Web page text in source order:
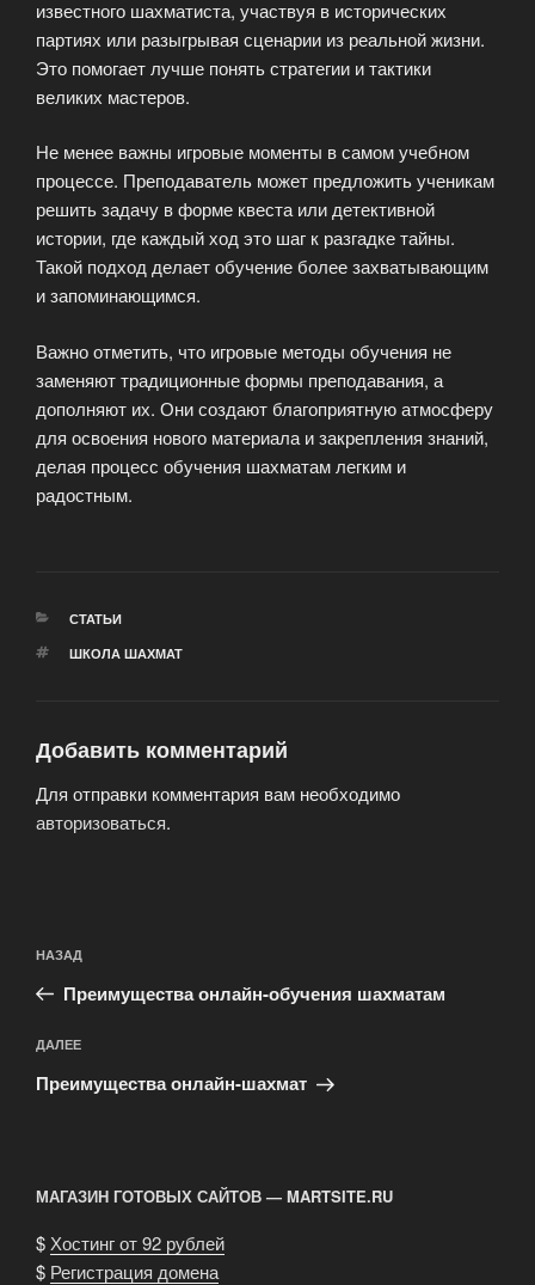
известного шахматиста, участвуя в исторических
партиях или разыгрывая сценарии из реальной жизни.
Это помогает лучше понять стратегии и тактики
великих мастеров.
Не менее важны игровые моменты в самом учебном
процессе. Преподаватель может предложить ученикам
решить задачу в форме квеста или детективной
истории, где каждый ход это шаг к разгадке тайны.
Такой подход делает обучение более захватывающим
и запоминающимся.
Важно отметить, что игровые методы обучения не
заменяют традиционные формы преподавания, а
дополняют их. Они создают благоприятную атмосферу
для освоения нового материала и закрепления знаний,
делая процесс обучения шахматам легким и
радостным.
РУБРИКИ
СТАТЬИ
МЕТКИ
ШКОЛА ШАХМАТ
Добавить комментарий
Для отправки комментария вам необходимо
авторизоваться.
по
записям
Предыдущая
запись:
НАЗАД
Преимущества онлайн-обучения шахматам
Следующая
запись
ДАЛЕЕ
Преимущества онлайн-шахмат
МАГАЗИН ГОТОВЫХ САЙТОВ — MARTSITE.RU
$ Хостинг от 92 рублей
$ Регистрация домена